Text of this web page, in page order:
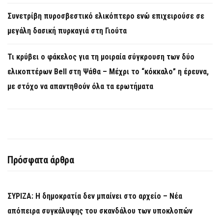
Συνετρίβη πυροσβεστικό ελικόπτερο ενώ επιχειρούσε σε
μεγάλη δασική πυρκαγιά στη Γιούτα
Τι κρύβει ο φάκελος για τη μοιραία σύγκρουση των δύο
ελικοπτέρων Bell στη Ψάθα – Μέχρι το “κόκκαλο” η έρευνα,
με στόχο να απαντηθούν όλα τα ερωτήματα
Πρόσφατα άρθρα
ΣΥΡΙΖΑ: Η δημοκρατία δεν μπαίνει στο αρχείο – Νέα
απόπειρα συγκάλυψης του σκανδάλου των υποκλοπών